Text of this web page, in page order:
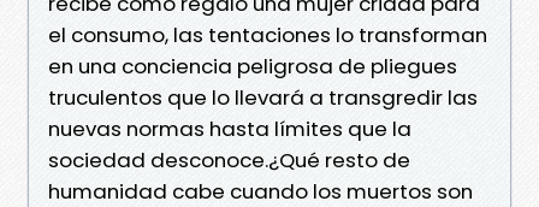
el consumo, las tentaciones lo transforman
en una conciencia peligrosa de pliegues
truculentos que lo llevará a transgredir las
nuevas normas hasta límites que la
sociedad desconoce.¿Qué resto de
humanidad cabe cuando los muertos son